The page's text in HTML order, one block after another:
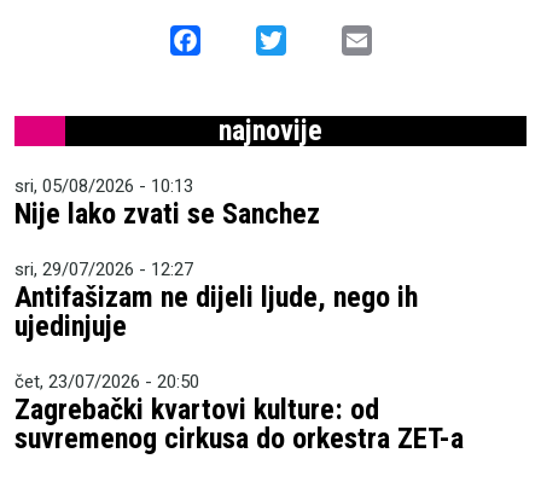
Facebook
najnovije
sri, 05/08/2026 - 10:13
Nije lako zvati se Sanchez
sri, 29/07/2026 - 12:27
Antifašizam ne dijeli ljude, nego ih
ujedinjuje
čet, 23/07/2026 - 20:50
Zagrebački kvartovi kulture: od
suvremenog cirkusa do orkestra ZET-a